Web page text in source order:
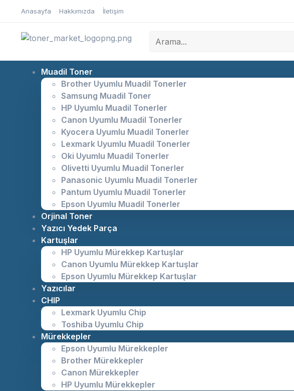
Anasayfa Hakkımızda İletişim
Muadil Toner
Brother Uyumlu Muadil Tonerler
Samsung Muadil Toner
HP Uyumlu Muadil Tonerler
Canon Uyumlu Muadil Tonerler
Kyocera Uyumlu Muadil Tonerler
Lexmark Uyumlu Muadil Tonerler
Oki Uyumlu Muadil Tonerler
Olivetti Uyumlu Muadil Tonerler
Panasonic Uyumlu Muadil Tonerler
Pantum Uyumlu Muadil Tonerler
Epson Uyumlu Muadil Tonerler
Orjinal Toner
Yazıcı Yedek Parça
Kartuşlar
HP Uyumlu Mürekkep Kartuşlar
Canon Uyumlu Mürekkep Kartuşlar
Epson Uyumlu Mürekkep Kartuşlar
Yazıcılar
CHIP
Lexmark Uyumlu Chip
Toshiba Uyumlu Chip
Mürekkepler
Epson Uyumlu Mürekkepler
Brother Mürekkepler
Canon Mürekkepler
HP Uyumlu Mürekkepler